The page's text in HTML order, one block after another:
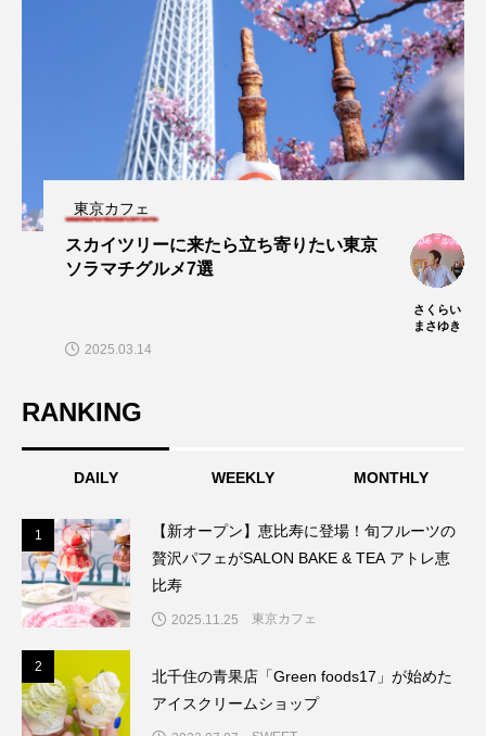
東京カフェ
スカイツリーに来たら立ち寄りたい東京
ソラマチグルメ7選
さくらい
まさゆき
2025.03.14
RANKING
DAILY WEEKLY MONTHLY
1
【新オープン】恵比寿に登場！旬フルーツの
贅沢パフェがSALON BAKE & TEA アトレ恵
比寿
2025.11.25 東京カフェ
2
北千住の青果店「Green foods17」が始めた
アイスクリームショップ